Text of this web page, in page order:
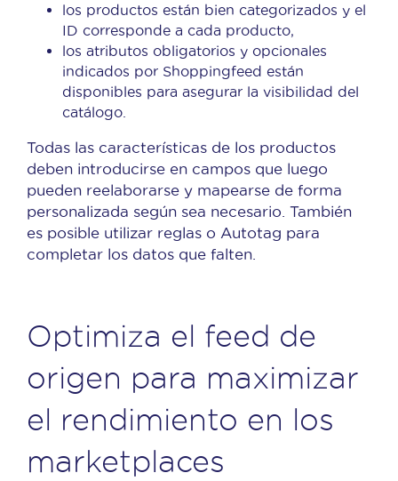
los productos están bien categorizados y el
ID corresponde a cada producto,
los atributos obligatorios y opcionales
indicados por Shoppingfeed están
disponibles para asegurar la visibilidad del
catálogo.
Todas las características de los productos
deben introducirse en campos que luego
pueden reelaborarse y mapearse de forma
personalizada según sea necesario. También
es posible utilizar reglas o Autotag para
completar los datos que falten.
Optimiza el feed de
origen para maximizar
el rendimiento en los
marketplaces